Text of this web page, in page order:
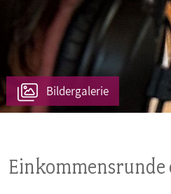
POLITIK & POSITIONEN
MITBESTIMMUNG
MITGLIEDSCHAFT &
Bildergalerie